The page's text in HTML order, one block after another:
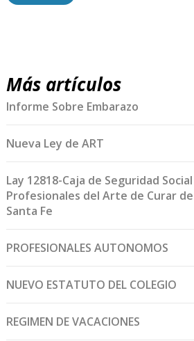
Más artículos
Informe Sobre Embarazo
Nueva Ley de ART
Lay 12818-Caja de Seguridad
Profesionales del Arte de Curar
Santa Fe
PROFESIONALES AUTONOMOS
NUEVO ESTATUTO DEL COLEGIO
REGIMEN DE VACACIONES